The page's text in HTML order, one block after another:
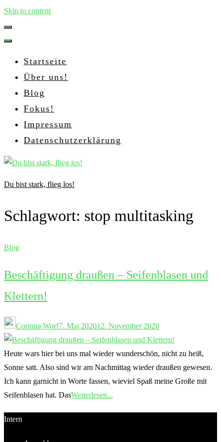
Skip to content
Startseite
Über uns!
Blog
Fokus!
Impressum
Datenschutzerklärung
Du bist stark, flieg los!
Schlagwort: stop multitasking
Blog
Beschäftigung draußen – Seifenblasen und
Klettern!
Corinna Worf7. Mai 202012. November 2020
Heute wars hier bei uns mal wieder wunderschön, nicht zu heiß,
Sonne satt. Also sind wir am Nachmittag wieder draußen gewesen.
Ich kann garnicht in Worte fassen, wieviel Spaß meine Große mit
Seifenblasen hat. DasWeiterlesen...
Intern